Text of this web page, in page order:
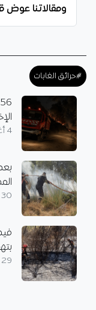
ومقالاتنا عوض
#حرائق الغابات
4 أغسطس 2026
30 يوليو 2026
29 يوليو 2026